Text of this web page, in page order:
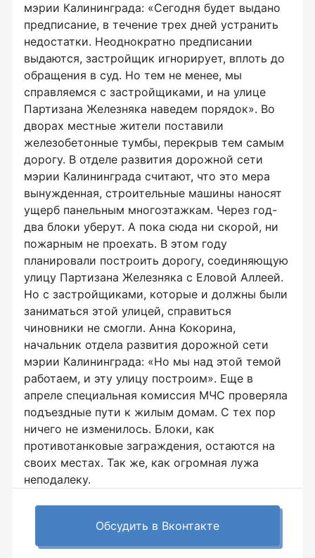
мэрии Калининграда: «Сегодня будет выдано
предписание, в течение трех дней устранить
недостатки. Неоднократно предписании
выдаются, застройщик игнорирует, вплоть до
обращения в суд. Но тем не менее, мы
справляемся с застройщиками, и на улице
Партизана Железняка наведем порядок». Во
дворах местные жители поставили
железобетонные тумбы, перекрыв тем самым
дорогу. В отделе развития дорожной сети
мэрии Калининграда считают, что это мера
вынужденная, строительные машины наносят
ущерб панельным многоэтажкам. Через год-
два блоки уберут. А пока сюда ни скорой, ни
пожарным не проехать. В этом году
планировали построить дорогу, соединяющую
улицу Партизана Железняка с Еловой Аллеей.
Но с застройщиками, которые и должны были
заниматься этой улицей, справиться
чиновники не смогли. Анна Кокорина,
начальник отдела развития дорожной сети
мэрии Калининграда: «Но мы над этой темой
работаем, и эту улицу построим». Еще в
апреле специальная комиссия МЧС проверяла
подъездные пути к жилым домам. С тех пор
ничего не изменилось. Блоки, как
противотанковые заграждения, остаются на
своих местах. Так же, как огромная лужа
неподалеку.
Обсудить в Вконтакте